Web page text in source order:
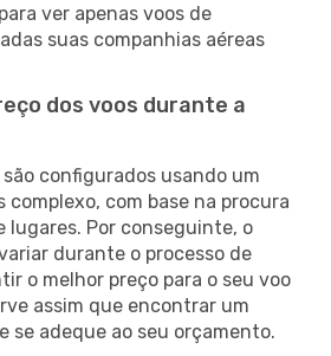
ver apenas voos de
suas companhias aéreas
dos voos durante a
são configurados usando um
complexo, com base na procura
lugares. Por conseguinte, o
durante o processo de
o melhor preço para o seu voo
assim que encontrar um
se adeque ao seu orçamento.